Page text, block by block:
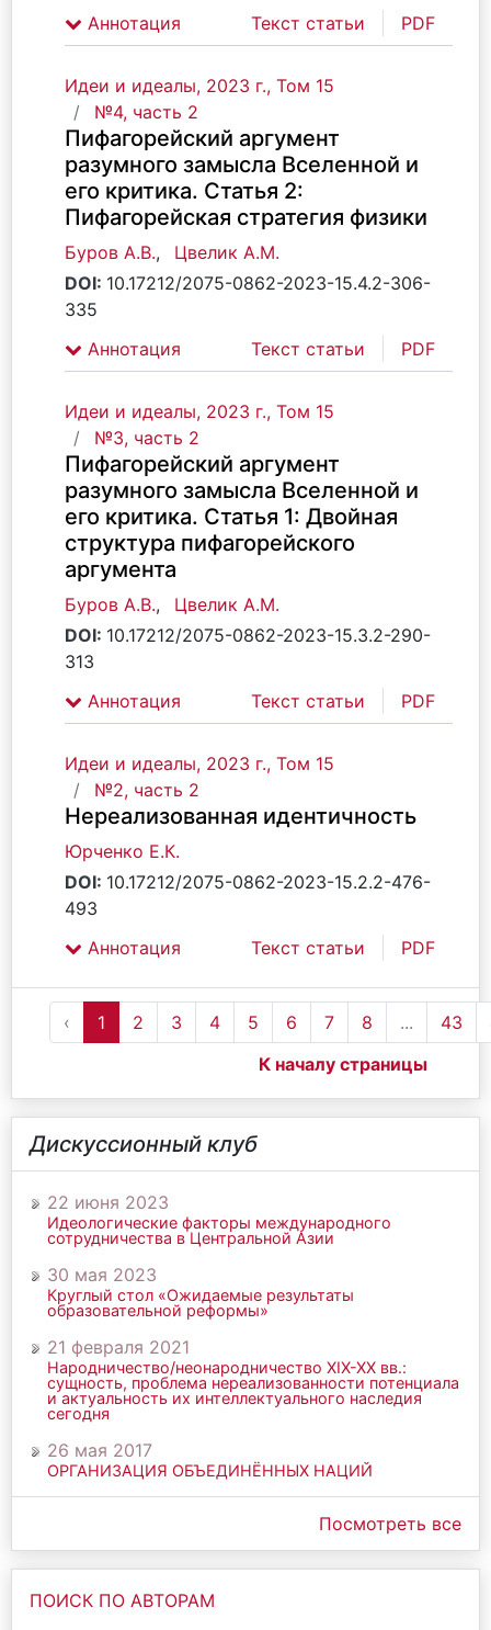
Аннотация Текст статьи PDF
Идеи и идеалы, 2023 г., Том 15
№4, часть 2
Пифагорейский аргумент
разумного замысла Вселенной и
его критика. Статья 2:
Пифагорейская стратегия физики
Буров А.В.,
Цвелик А.М.
DOI: 10.17212/2075-0862-2023-15.4.2-306-
335
Аннотация
Текст статьи PDF
Идеи и идеалы, 2023 г., Том 15
№3, часть 2
Пифагорейский аргумент
разумного замысла Вселенной и
его критика. Статья 1: Двойная
структура пифагорейского
аргумента
Буров А.В.,
Цвелик А.М.
DOI: 10.17212/2075-0862-2023-15.3.2-290-
313
Аннотация
Текст статьи PDF
Идеи и идеалы, 2023 г., Том 15
№2, часть 2
Нереализованная идентичность
Юрченко Е.К.
DOI: 10.17212/2075-0862-2023-15.2.2-476-
493
Аннотация
Текст статьи PDF
‹ 1 2 3 4 5 6 7 8 ... 43
К началу страницы
Дискуссионный клуб
22 июня 2023
Идеологические факторы международного
сотрудничества в Центральной Азии
30 мая 2023
Круглый стол «Ожидаемые результаты
образовательной реформы»
21 февраля 2021
Народничество/неонародничество ХIХ-ХХ вв.:
сущность, проблема нереализованности потенциала
и актуальность их интеллектуального наследия
сегодня
26 мая 2017
ОРГАНИЗАЦИЯ ОБЪЕДИНЁННЫХ НАЦИЙ
Посмотреть все
ПОИСК ПО АВТОРАМ